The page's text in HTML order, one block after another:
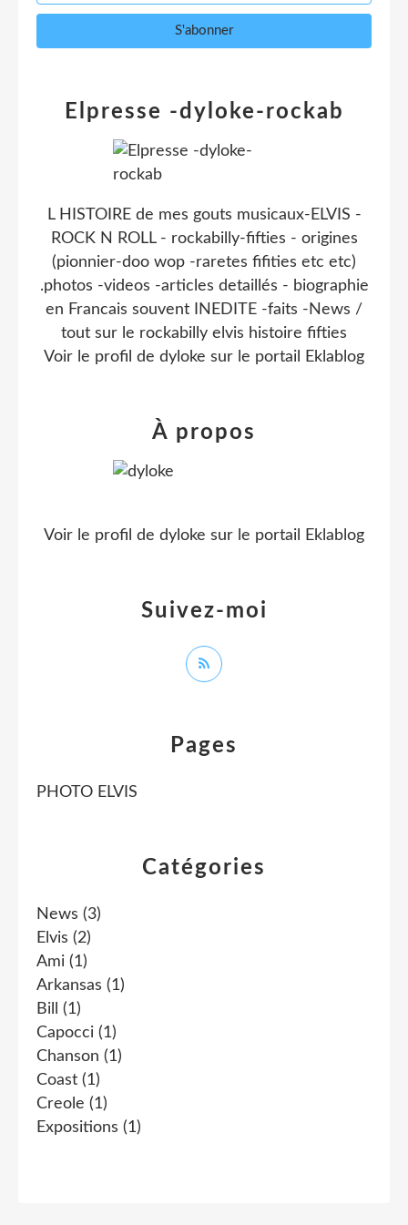
Catégories
News (3)
Elvis (2)
Ami (1)
Arkansas (1)
Bill
(1)
Capocci (1)
Chanson (1)
Coast (1)
Creole (1)
Expositions (1)
Pages
PHOTO ELVIS
Elpresse -dyloke-rockab
L HISTOIRE de mes gouts musicaux-ELVIS -
ROCK N ROLL - rockabilly-fifties - origines
(pionnier-doo wop -raretes fifities etc etc)
.photos -videos -articles detaillés - biographie
en Francais souvent INEDITE -faits -News /
tout sur le rockabilly elvis histoire fifties
Voir le profil de dyloke sur le portail Eklablog
Suivez-moi
À propos
Voir le profil de dyloke sur le portail Eklablog